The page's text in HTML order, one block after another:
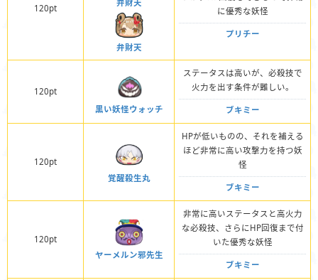
120pt
弁財天
弁財天
に優秀な妖怪
プリチー
120pt
黒い妖怪ウォッチ
ステータスは高いが、必殺技で
火力を出す条件が難しい。
ブキミー
120pt
覚醒殺生丸
HPが低いものの、それを補える
ほど非常に高い攻撃力を持つ妖
怪
ブキミー
120pt
ヤーメルン邪先生
非常に高いステータスと高火力
な必殺技、さらにHP回復まで付
いた優秀な妖怪
ブキミー